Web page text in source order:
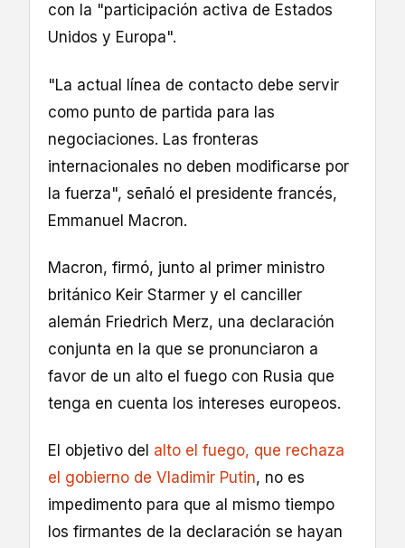
con la "participación activa de Estados
Unidos y Europa".
"La actual línea de contacto debe servir
como punto de partida para las
negociaciones. Las fronteras
internacionales no deben modificarse por
la fuerza", señaló el presidente francés,
Emmanuel Macron.
Macron, firmó, junto al primer ministro
británico Keir Starmer y el canciller
alemán Friedrich Merz, una declaración
conjunta en la que se pronunciaron a
favor de un alto el fuego con Rusia que
tenga en cuenta los intereses europeos.
El objetivo del alto el fuego, que rechaza
el gobierno de Vladimir Putin, no es
impedimento para que al mismo tiempo
los firmantes de la declaración se hayan